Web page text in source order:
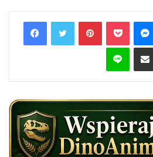
PinterestPocket
Line